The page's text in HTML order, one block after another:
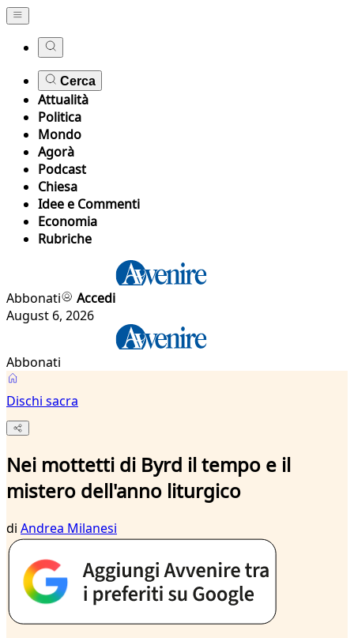
Cerca
Attualità
Politica
Mondo
Agorà
Podcast
Chiesa
Idee e Commenti
Economia
Rubriche
Abbonati
Accedi
August 6, 2026
Abbonati
Dischi sacra
Nei mottetti di Byrd il tempo e il
mistero dell'anno liturgico
di Andrea Milanesi